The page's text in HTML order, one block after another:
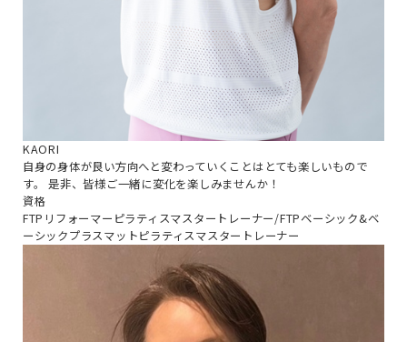
KAORI
自身の身体が良い方向へと変わっていくことはとても楽しいもので
す。 是非、皆様ご一緒に変化を楽しみませんか！
資格
FTPリフォーマーピラティスマスタートレーナー/FTPベーシック&ベ
ーシックプラスマットピラティスマスタートレーナー